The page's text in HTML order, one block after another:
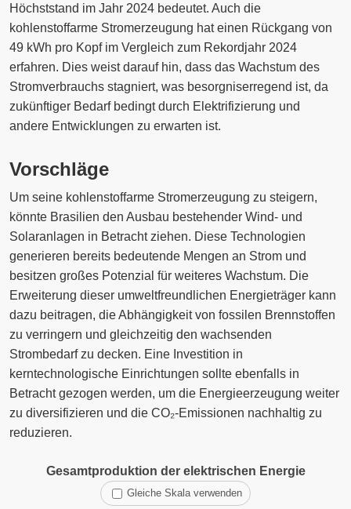
Höchststand im Jahr 2024 bedeutet. Auch die
kohlenstoffarme Stromerzeugung hat einen Rückgang von
49 kWh pro Kopf im Vergleich zum Rekordjahr 2024
erfahren. Dies weist darauf hin, dass das Wachstum des
Stromverbrauchs stagniert, was besorgniserregend ist, da
zukünftiger Bedarf bedingt durch Elektrifizierung und
andere Entwicklungen zu erwarten ist.
Vorschläge
Um seine kohlenstoffarme Stromerzeugung zu steigern,
könnte Brasilien den Ausbau bestehender Wind- und
Solaranlagen in Betracht ziehen. Diese Technologien
generieren bereits bedeutende Mengen an Strom und
besitzen großes Potenzial für weiteres Wachstum. Die
Erweiterung dieser umweltfreundlichen Energieträger kann
dazu beitragen, die Abhängigkeit von fossilen Brennstoffen
zu verringern und gleichzeitig den wachsenden
Strombedarf zu decken. Eine Investition in
kerntechnologische Einrichtungen sollte ebenfalls in
Betracht gezogen werden, um die Energieerzeugung weiter
zu diversifizieren und die CO₂-Emissionen nachhaltig zu
reduzieren.
Gesamtproduktion der elektrischen Energie
Gleiche Skala verwenden